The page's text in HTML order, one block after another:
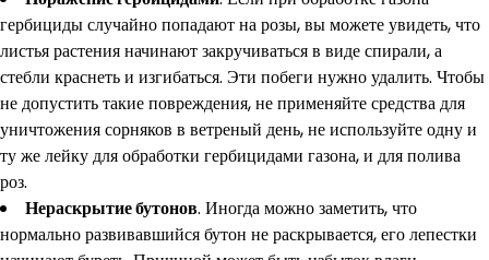
гербициды случайно попадают на розы, вы можете увидеть, что
листья растения начинают закручиваться в виде спирали, а
стебли краснеть и изгибаться. Эти побеги нужно удалить. Чтобы
не допустить такие повреждения, не применяйте средства для
уничтожения сорняков в ветреный день, не используйте одну и
ту же лейку для обработки гербицидами газона, и для полива
роз.
Нераскрытие бутонов. Иногда можно заметить, что
нормально развивавшийся бутон не раскрывается, его лепестки